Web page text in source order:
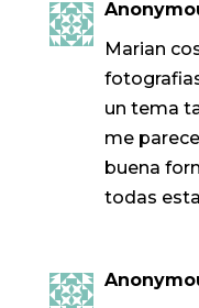
Marian
un tema
me
buena
todas